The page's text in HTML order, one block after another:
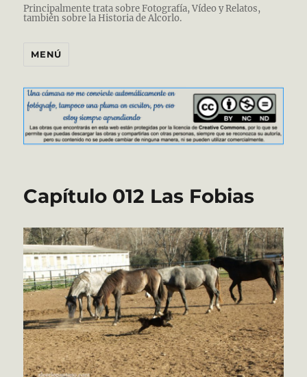
Principalmente trata sobre Fotografía, Vídeo y Relatos,
también sobre la Historia de Alcorlo.
MENÚ
Capítulo 012 Las Fobias